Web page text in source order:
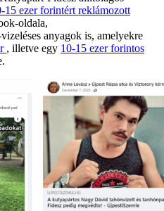
15 ezer forintért reklámozott
oldala,
anyagok is, amelyekre
, illetve egy 10-15 ezer forintos